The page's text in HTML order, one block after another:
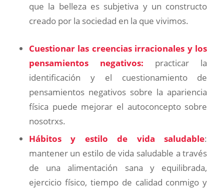
que la belleza es subjetiva y un constructo
creado por la sociedad en la que vivimos.
Cuestionar las creencias irracionales y los
pensamientos negativos: practicar la
identificación y el cuestionamiento de
pensamientos negativos sobre la apariencia
física puede mejorar el autoconcepto sobre
nosotrxs.
Hábitos y estilo de vida saludable:
mantener un estilo de vida saludable a través
de una alimentación sana y equilibrada,
ejercicio físico, tiempo de calidad conmigo y